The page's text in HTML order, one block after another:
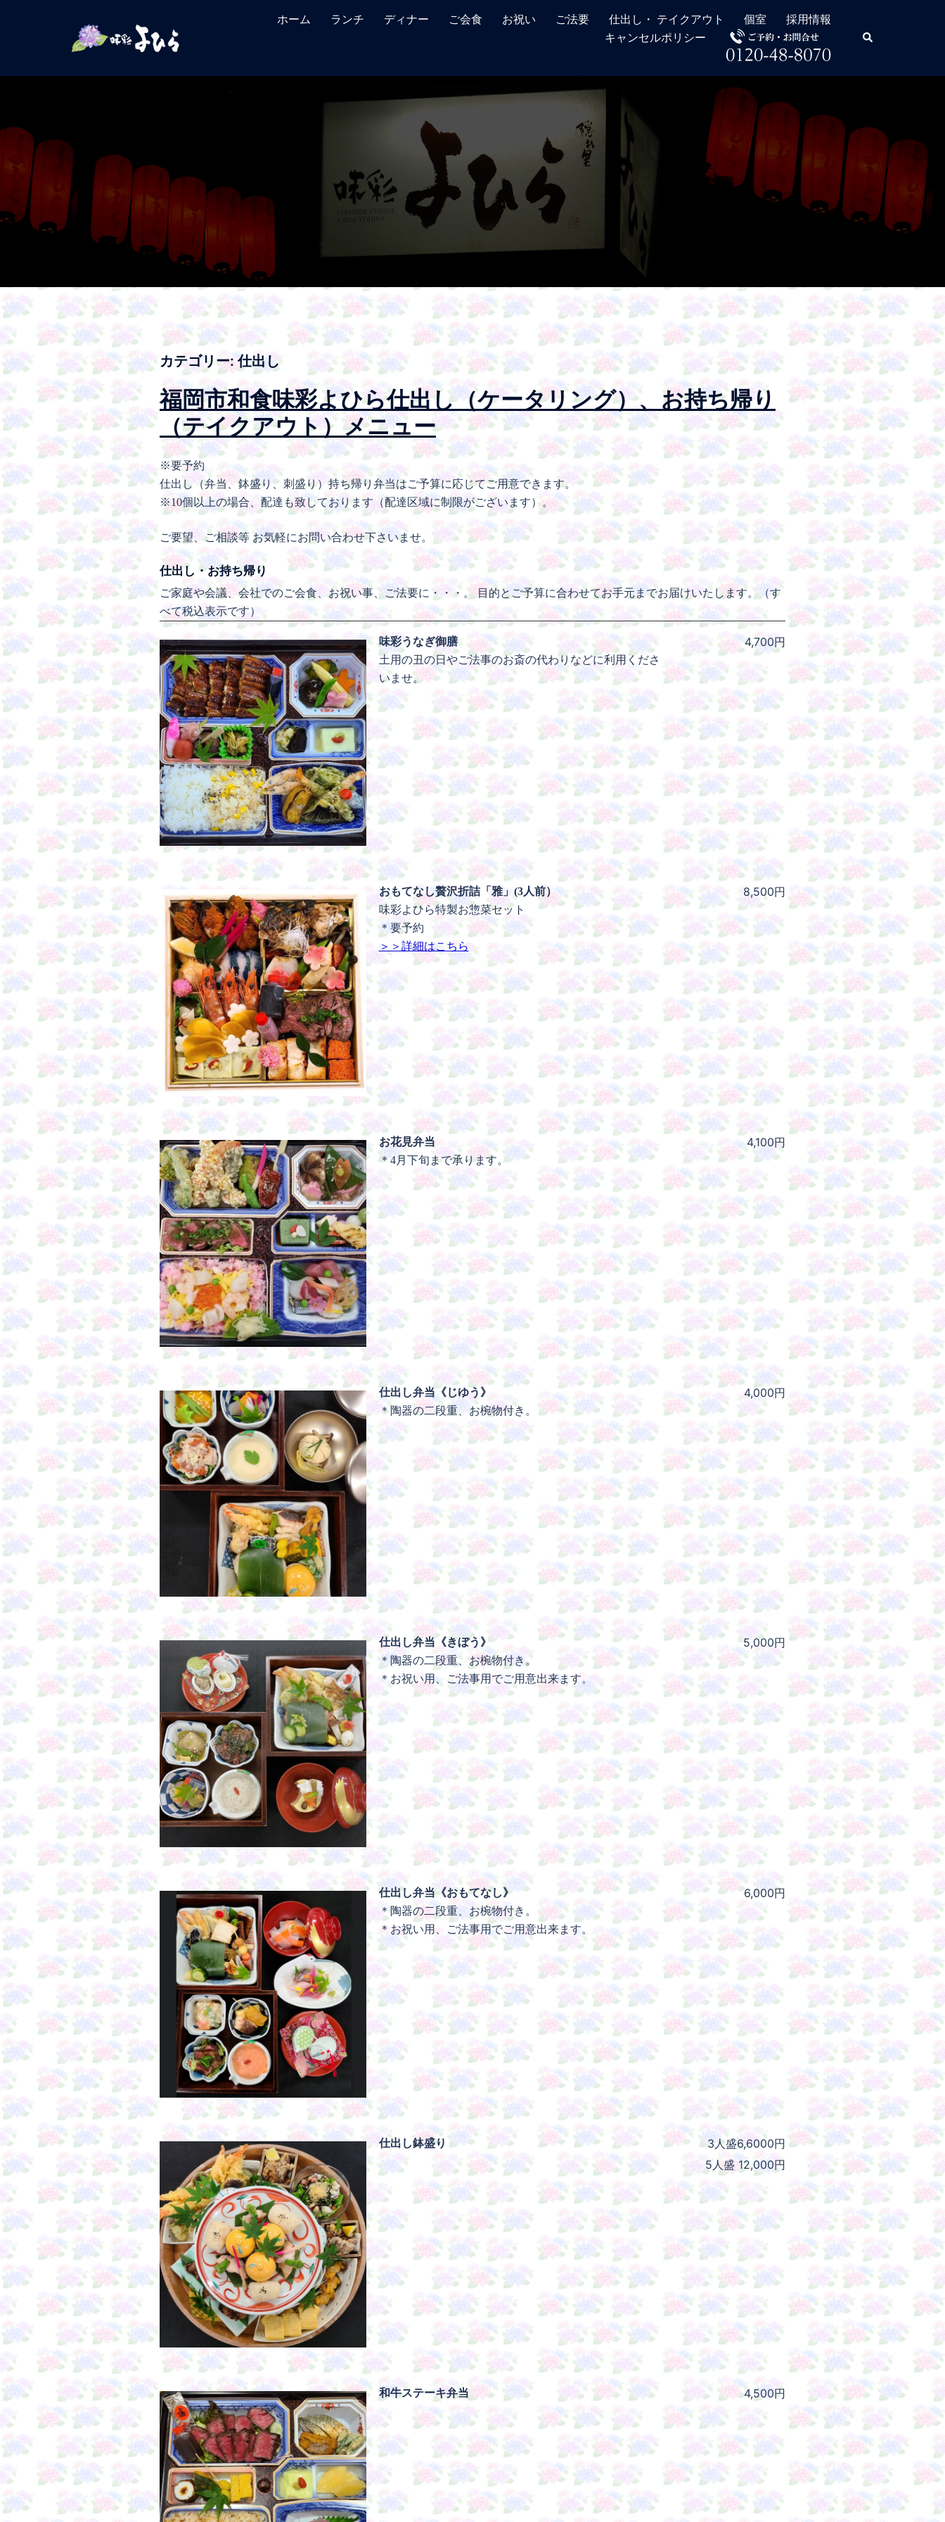
プ
ホーム ランチ ディナー ご会食 お祝い ご法要 仕出し・ テイクアウト 個室
採用情報
キャンセルポリシー
検
カテゴリー:仕出し
福岡市和食味彩よひら仕出し（ケータリング）、お持ち帰り
（テイクアウト）メニュー
※要予約
仕出し（弁当、鉢盛り、刺盛り）持ち帰り弁当はご予算に応じてご用意できます。
※10個以上の場合、配達も致しております（配達区域に制限がございます）。
ご要望、ご相談等 お気軽にお問い合わせ下さいませ。
仕出し・お持ち帰り
ご家庭や会議、会社でのご会食、お祝い事、ご法要に・・・。 目的とご予算に合わせてお手元までお届けいたします。（す
べて税込表示です）
味彩うなぎ御膳 4,700円
土用の丑の日やご法事のお斎の代わりなどに利用くださ
いませ。
おもてなし贅沢折詰「雅」(3人前） 8,500円
味彩よひら特製お惣菜セット
＊要予約
＞＞詳細はこちら
お花見弁当 4,100円
＊4月下旬まで承ります。
仕出し弁当《じゆう》 4,000円
＊陶器の二段重、お椀物付き。
仕出し弁当《きぼう》 5,000円
＊陶器の二段重、お椀物付き。
＊お祝い用、ご法事用でご用意出来ます。
仕出し弁当《おもてなし》 6,000円
＊陶器の二段重、お椀物付き。
＊お祝い用、ご法事用でご用意出来ます。
仕出し鉢盛り
3人盛6,6000円
5人盛 12,000円
和牛ステーキ弁当 4,500円